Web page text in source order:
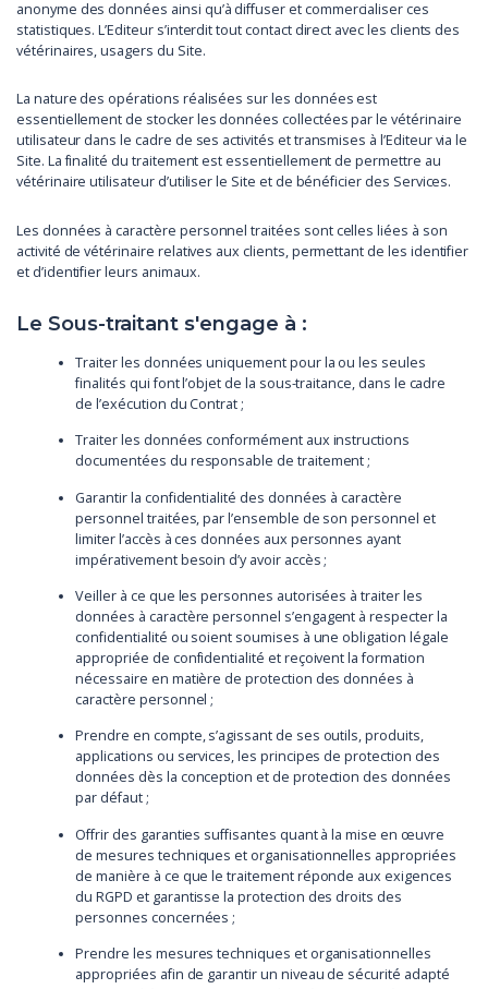
anonyme des données ainsi qu’à diffuser et commercialiser ces
statistiques. L’Editeur s’interdit tout contact direct avec les clients des
vétérinaires, usagers du Site.
La nature des opérations réalisées sur les données est
essentiellement de stocker les données collectées par le vétérinaire
utilisateur dans le cadre de ses activités et transmises à l’Editeur via le
Site. La finalité du traitement est essentiellement de permettre au
vétérinaire utilisateur d’utiliser le Site et de bénéficier des Services.
Les données à caractère personnel traitées sont celles liées à son
activité de vétérinaire relatives aux clients, permettant de les identifier
et d’identifier leurs animaux.
Le Sous-traitant s'engage à :
Traiter les données uniquement pour la ou les seules
finalités qui font l’objet de la sous-traitance, dans le cadre
de l’exécution du Contrat ;
Traiter les données conformément aux instructions
documentées du responsable de traitement ;
Garantir la confidentialité des données à caractère
personnel traitées, par l’ensemble de son personnel et
limiter l’accès à ces données aux personnes ayant
impérativement besoin d’y avoir accès ;
Veiller à ce que les personnes autorisées à traiter les
données à caractère personnel s’engagent à respecter la
confidentialité ou soient soumises à une obligation légale
appropriée de confidentialité et reçoivent la formation
nécessaire en matière de protection des données à
caractère personnel ;
Prendre en compte, s’agissant de ses outils, produits,
applications ou services, les principes de protection des
données dès la conception et de protection des données
par défaut ;
Offrir des garanties suffisantes quant à la mise en œuvre
de mesures techniques et organisationnelles appropriées
de manière à ce que le traitement réponde aux exigences
du RGPD et garantisse la protection des droits des
personnes concernées ;
Prendre les mesures techniques et organisationnelles
appropriées afin de garantir un niveau de sécurité adapté